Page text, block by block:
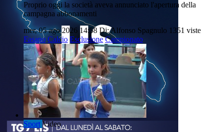
Proprio oggi la società aveva annunciato l'apertura della
campagna abbonamenti
mer, 05 ago 2026 14:58 Di: Alfonso Spagnulo 1351 viste
Fasano Calcio Esclusione Campionato
Sport Video